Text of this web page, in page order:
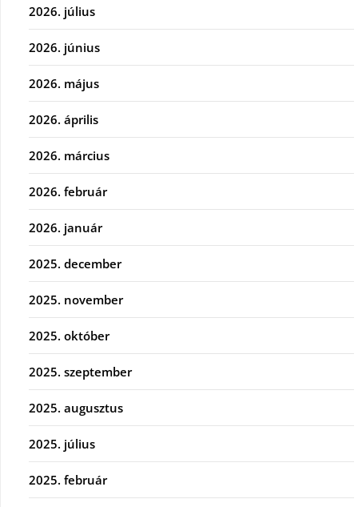
2026. július
2026. június
2026. május
2026. április
2026. március
2026. február
2026. január
2025. december
2025. november
2025. október
2025. szeptember
2025. augusztus
2025. július
2025. február